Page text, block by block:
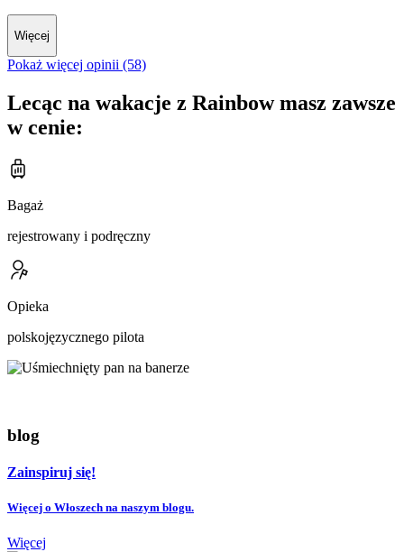
Więcej
Pokaż więcej opinii (58)
Lecąc na wakacje z Rainbow masz zawsze
w cenie:
Bagaż
rejestrowany i podręczny
Opieka
polskojęzycznego pilota
blog
Zainspiruj się!
Więcej o Włoszech na naszym blogu.
Więcej